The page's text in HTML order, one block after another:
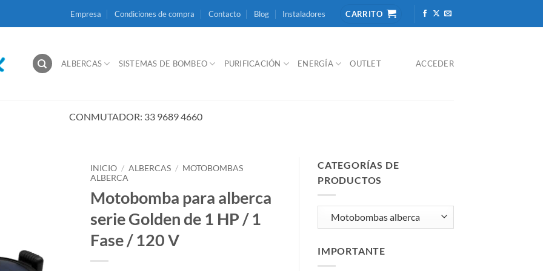
Empresa Condiciones de compra Contacto Blog Instaladores CARRITO
ALBERCAS SISTEMAS DE BOMBEO PURIFICACIÓN ENERGÍA OUTLET ACCEDER
CONMUTADOR: 33 9689 4660
INICIO / ALBERCAS / MOTOBOMBAS
ALBERCA
Motobomba para alberca
serie Golden de 1 HP / 1
Fase / 120 V
CATEGORÍAS DE
PRODUCTOS
IMPORTANTE